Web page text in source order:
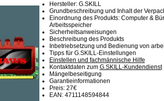
Hersteller: G.SKILL
Grundbeschreibung und Inhalt der
Einordnung des Produkts: Computer &
Arbeitsspeicher
Sicherheitsanweisungen
Beschreibung des Produkts
Inbetriebsetzung und Bedienung von
Tipps für G.SKILL-Einstellungen
Einstellen und fachmännische Hilfe
Kontaktdaten zum G.SKILL-Kundendienst
Mängelbeseitigung
Garantieinformationen
Preis: 27€
EAN: 4711148594844